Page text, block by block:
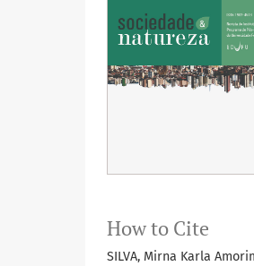
How to Cite
SILVA, Mirna Karla